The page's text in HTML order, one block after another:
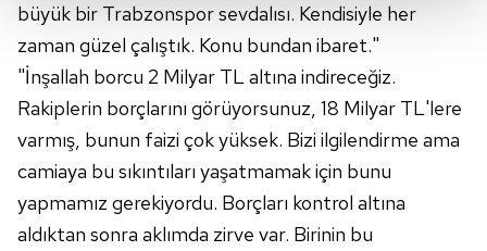
Her halükârda, kullanıcılar, bu çerezlere izin vermedikleri
takdirde, kullanıcılara hedefli reklamlar
gösterilmeyecektir."
Sizlere daha iyi bir hizmet sunabilmek için İnternet
Sitemizde kendimize ve üçüncü kişilere ait çerezler
kullanılmaktadır. Bu çerezler vasıtasıyla çeşitli kişisel
verileriniz işlenmekte olup gerekli olan çerezler bilgi
toplumu hizmetlerinin sunulması amacıyla
büyük bir Trabzonspor sevdalısı. Kendisiyle her
zaman güzel çalıştık. Konu bundan ibaret."
"İnşallah borcu 2 Milyar TL altına indireceğiz.
Rakiplerin borçlarını görüyorsunuz, 18 Milyar TL'lere
varmış, bunun faizi çok yüksek. Bizi ilgilendirme ama
camiaya bu sıkıntıları yaşatmamak için bunu
yapmamız gerekiyordu. Borçları kontrol altına
aldıktan sonra aklımda zirve var. Birinin bu